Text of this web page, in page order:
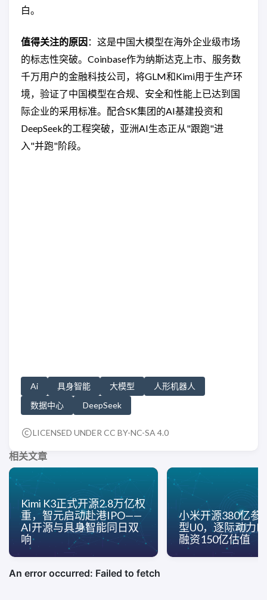
白。
值得关注的原因：这是中国大模型在海外企业级市场
的标志性突破。Coinbase作为纳斯达克上市、服务数
千万用户的金融科技公司，将GLM和Kimi用于生产环
境，验证了中国模型在合规、安全和性能上已达到国
际企业的采用标准。配合SK集团的AI基建投资和
DeepSeek的工程突破，亚洲AI生态正从"跟跑"进
入"并跑"阶段。
Ai 具身智能 大模型
人形机器人
数据中心
DeepSeek
LICENSED UNDER CC BY-NC-SA 4.0
相关文章
Kimi K3正式开源2.8万亿权
重，智元启动赴港IPO——
AI开源与具身智能同日双
响
小米开源380亿参
型U0，逐际动力
融资150亿估值